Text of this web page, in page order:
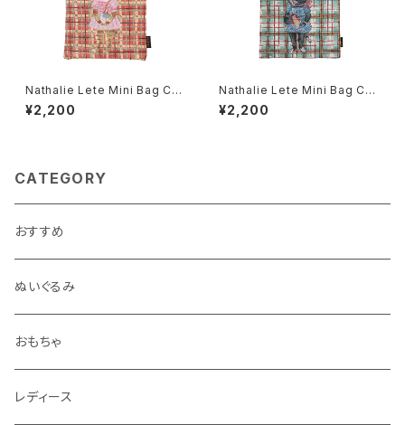
Nathalie Lete Mini Bag Ch
eck×Maya
¥2,200
Nathalie Lete Mini Bag Ch
eck×Black cat
¥2,200
CATEGORY
おすすめ
ぬいぐるみ
おもちゃ
レディース